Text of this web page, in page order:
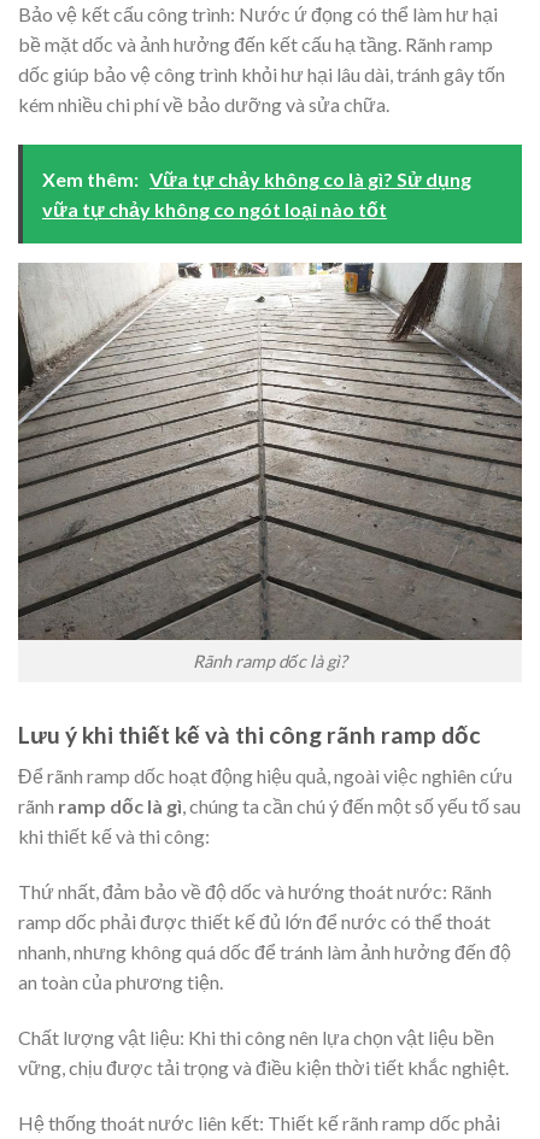
Bảo vệ kết cấu công trình: Nước ứ đọng có thể làm hư hại
bề mặt dốc và ảnh hưởng đến kết cấu hạ tầng. Rãnh ramp
dốc giúp bảo vệ công trình khỏi hư hại lâu dài, tránh gây tốn
kém nhiều chi phí về bảo dưỡng và sửa chữa.
Xem thêm: Vữa tự chảy không co là gì? Sử dụng
vữa tự chảy không co ngót loại nào tốt
Rãnh ramp dốc là gì?
Lưu ý khi thiết kế và thi công rãnh ramp dốc
Để rãnh ramp dốc hoạt động hiệu quả, ngoài việc nghiên cứu
rãnh ramp dốc là gì, chúng ta cần chú ý đến một số yếu tố sau
khi thiết kế và thi công:
Thứ nhất, đảm bảo về độ dốc và hướng thoát nước: Rãnh
ramp dốc phải được thiết kế đủ lớn để nước có thể thoát
nhanh, nhưng không quá dốc để tránh làm ảnh hưởng đến độ
an toàn của phương tiện.
Chất lượng vật liệu: Khi thi công nên lựa chọn vật liệu bền
vững, chịu được tải trọng và điều kiện thời tiết khắc nghiệt.
Hệ thống thoát nước liên kết: Thiết kế rãnh ramp dốc phải